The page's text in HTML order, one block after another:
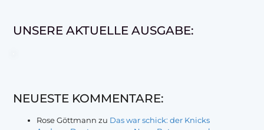
UNSERE AKTUELLE AUSGABE:
NEUESTE KOMMENTARE:
Rose Göttmann zu Das war schick: der Knicks